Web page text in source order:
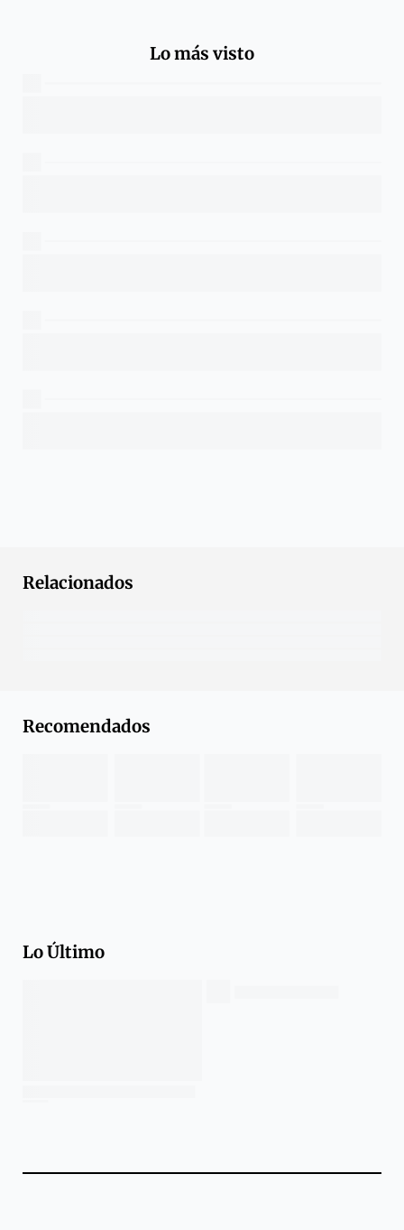
Lo más visto
Relacionados
Recomendados
Lo Último